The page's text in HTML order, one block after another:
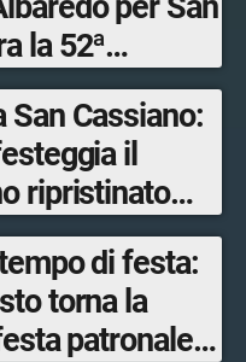
la 52ª
sua
più sentita
San Cassiano:
il
ripristinato
di festa:
torna la
patronale